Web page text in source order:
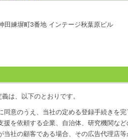
田練塀町3番地 インテージ秋葉原ビル
は、以下のとおりです。
意のうえ、当社の定める登録手続きを
を依頼する企業、自治体、研究機関など
当社の顧客である場合、その広告代理店